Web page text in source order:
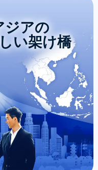
ジアの
い架け橋